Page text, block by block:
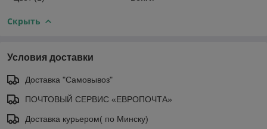
Скрыть
Условия доставки
Доставка "Самовывоз"
ПОЧТОВЫЙ СЕРВИС «ЕВРОПОЧТА»
Доставка курьером( по Минску)